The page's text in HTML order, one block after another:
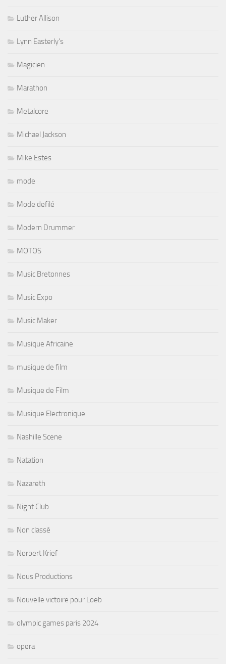
Luther Allison
Lynn Easterly's
Magicien
Marathon
Metalcore
Michael Jackson
Mike Estes
mode
Mode defilé
Modern Drummer
MOTOS
Music Bretonnes
Music Expo
Music Maker
Musique Africaine
musique de film
Musique de Film
Musique Electronique
Nashille Scene
Natation
Nazareth
Night Club
Non classé
Norbert Krief
Nous Productions
Nouvelle victoire pour Loeb
olympic games paris 2024
opera